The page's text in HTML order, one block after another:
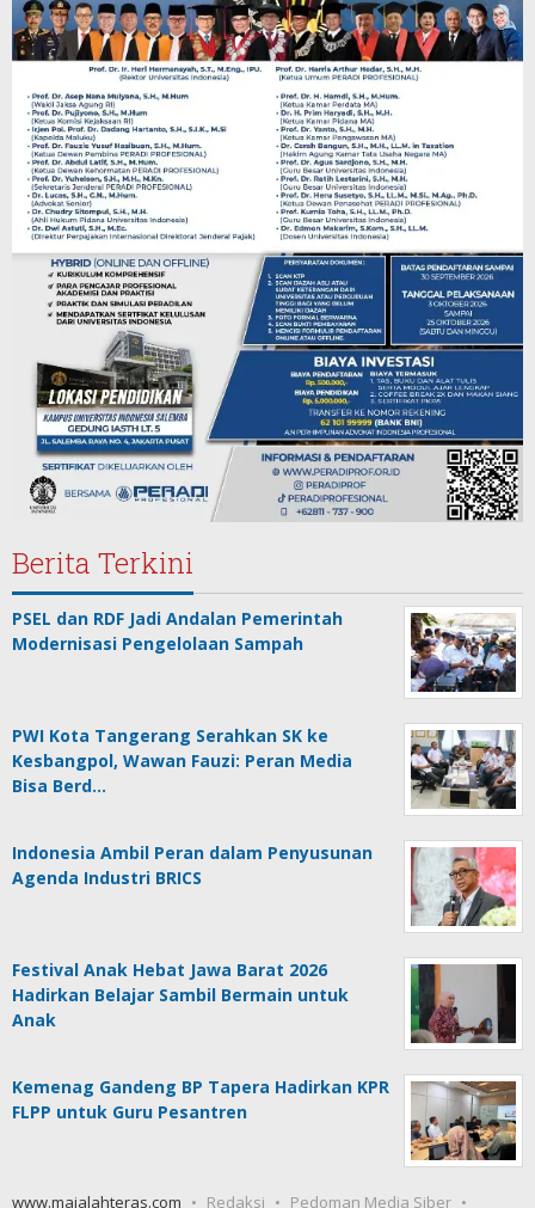
Berita Terkini
PSEL dan RDF Jadi Andalan Pemerintah
Modernisasi Pengelolaan Sampah
PWI Kota Tangerang Serahkan SK ke
Kesbangpol, Wawan Fauzi: Peran Media
Bisa Berd…
Indonesia Ambil Peran dalam Penyusunan
Agenda Industri BRICS
Festival Anak Hebat Jawa Barat 2026
Hadirkan Belajar Sambil Bermain untuk
Anak
Kemenag Gandeng BP Tapera Hadirkan KPR
FLPP untuk Guru Pesantren
www.majalahteras.com Redaksi Pedoman Media Siber